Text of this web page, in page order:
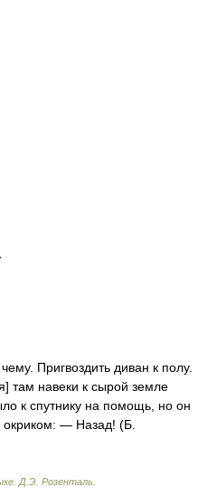
Пригвоздить диван к полу.
там навеки к сырой земле
к спутнику на помощь, но он
окриком: — Назад! (Б.
Д.Э. Розенталь